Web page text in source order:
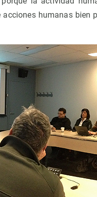
humanas bien